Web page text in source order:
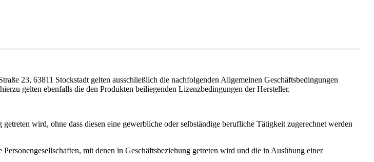
23, 63811 Stockstadt gelten ausschließlich die nachfolgenden Allgemeinen Geschäftsbedingungen
gelten ebenfalls die den Produkten beiliegenden Lizenzbedingungen der Hersteller.
wird, ohne dass diesen eine gewerbliche oder selbständige berufliche Tätigkeit zugerechnet werden
mit denen in Geschäftsbeziehung getreten wird und die in Ausübung einer